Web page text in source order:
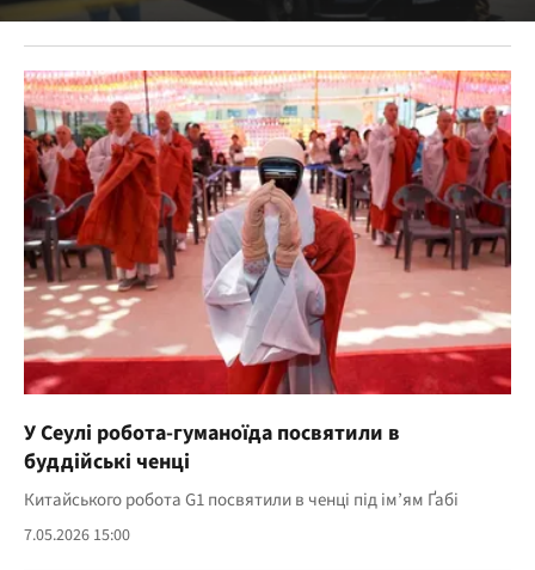
У Сеулі робота-гуманоїда посвятили в
буддійські ченці
Китайського робота G1 посвятили в ченці під ім’ям Ґабі
7.05.2026 15:00